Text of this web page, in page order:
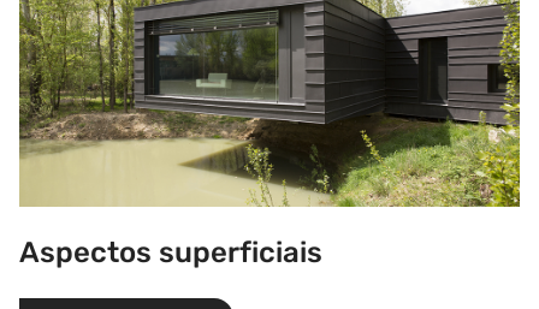
Aspectos superficiais